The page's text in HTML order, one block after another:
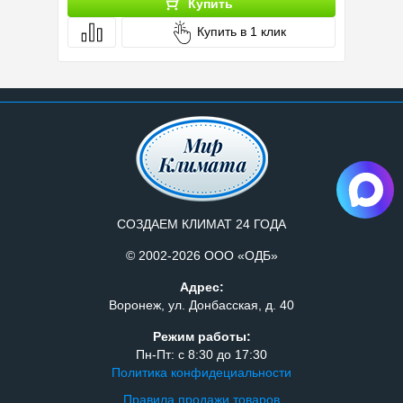
Купить
Купить в 1 клик
СОЗДАЕМ КЛИМАТ 24 ГОДА
© 2002-2026 ООО «ОДБ»
Адрес:
Воронеж, ул. Донбасская, д. 40
Режим работы:
Пн-Пт: с 8:30 до 17:30
Политика конфидециальности
Правила продажи товаров